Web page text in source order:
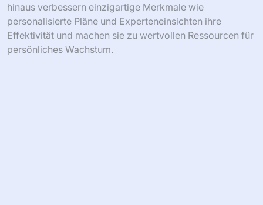
hinaus verbessern einzigartige Merkmale wie
personalisierte Pläne und Experteneinsichten ihre
Effektivität und machen sie zu wertvollen Ressourcen für
persönliches Wachstum.